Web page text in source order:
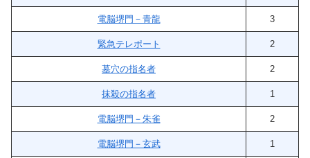
電脳堺門－青龍 3
緊急テレポート 2
墓穴の指名者 2
抹殺の指名者 1
電脳堺門－朱雀 2
電脳堺門－玄武 1